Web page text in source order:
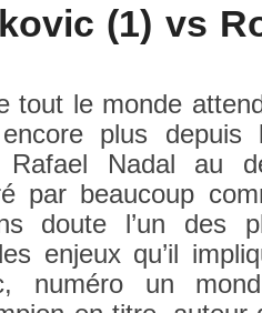
(1) vs
tout le monde
plus de­puis
Rafael Nadal au
par be­aucoup
doute l’un des
en­jeux qu’il
numéro un